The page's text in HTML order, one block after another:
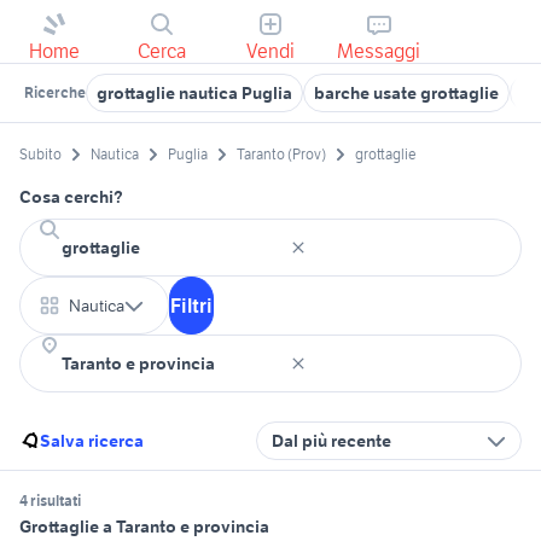
Home Cerca Vendi Messaggi
Ricerche grottaglie nautica Puglia barche usate grottaglie
Subito Nautica Puglia Taranto (Prov) grottaglie
Cosa cerchi?
Nautica Filtri
Salva ricerca Dal più recente
4 risultati
Grottaglie a Taranto e provincia